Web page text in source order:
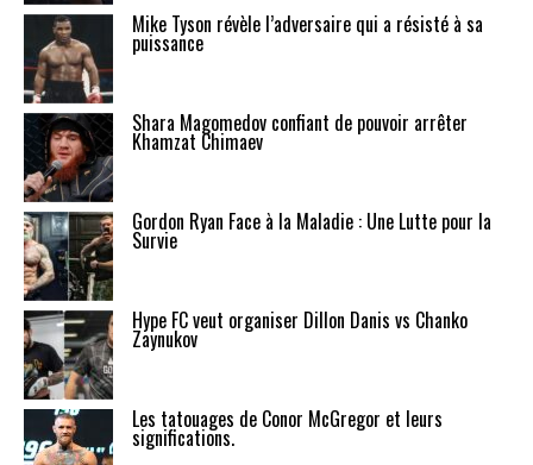
Mike Tyson révèle l’adversaire qui a résisté à sa
puissance
Shara Magomedov confiant de pouvoir arrêter
Khamzat Chimaev
Gordon Ryan Face à la Maladie : Une Lutte pour la
Survie
Hype FC veut organiser Dillon Danis vs Chanko
Zaynukov
Les tatouages de Conor McGregor et leurs
significations.